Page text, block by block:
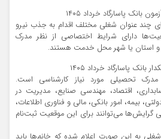
پاسارگاد خرداد ۱۴۰۵
چند عنوان شغلی مختلف اقدام به جذب نیرو
دارای شرایط اختصاصی از نظر مدرک
استان یا شهر محل خدمت هستند.
پاسارگاد خرداد ۱۴۰۵
مدرک تحصیلی مورد نیاز کارشناسی است.
اقتصاد، مهندسی صنایع، مدیریت در
بیمه، امور بانکی، مالی و فناوری اطلاعات،
گرایش‌ها می‌توانند برای این موقعیت ثبت‌نام
به این صورت اعلام شده که خانم‌ها باید